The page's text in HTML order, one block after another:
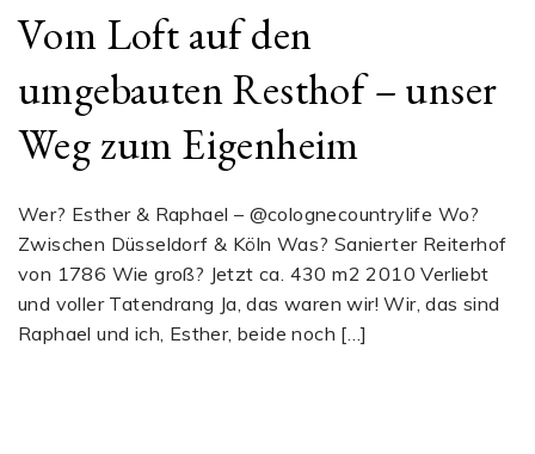
Vom Loft auf den
umgebauten Resthof – unser
Weg zum Eigenheim
Wer? Esther & Raphael – @colognecountrylife Wo?
Zwischen Düsseldorf & Köln Was? Sanierter Reiterhof
von 1786 Wie groß? Jetzt ca. 430 m2 2010 Verliebt
und voller Tatendrang Ja, das waren wir! Wir, das sind
Raphael und ich, Esther, beide noch […]